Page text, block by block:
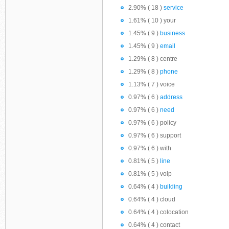
2.90% ( 18 ) service
1.61% ( 10 ) your
1.45% ( 9 ) business
1.45% ( 9 ) email
1.29% ( 8 ) centre
1.29% ( 8 ) phone
1.13% ( 7 ) voice
0.97% ( 6 ) address
0.97% ( 6 ) need
0.97% ( 6 ) policy
0.97% ( 6 ) support
0.97% ( 6 ) with
0.81% ( 5 ) line
0.81% ( 5 ) voip
0.64% ( 4 ) building
0.64% ( 4 ) cloud
0.64% ( 4 ) colocation
0.64% ( 4 ) contact